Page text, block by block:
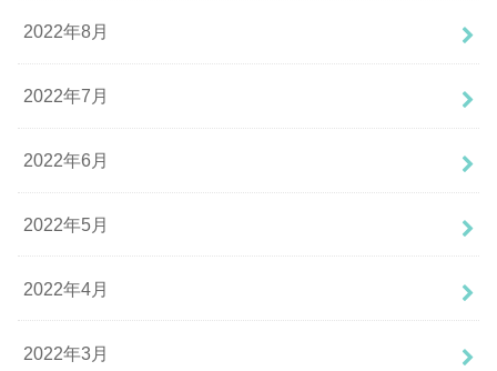
2022年8月
2022年7月
2022年6月
2022年5月
2022年4月
2022年3月